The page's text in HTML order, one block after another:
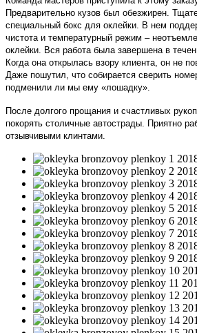
Предварительно кузов был обезжирен.
специальный бокс для оклейки. В нем
чистота и температурный режим –
оклейки. Вся работа была завершена в
Когда она открылась взору клиента, он не
Даже пошутил, что собирается сверить
подменили ли мы ему «лошадку».
После долгого прощания и счастливых
покорять столичные автострады. Приятно
отзывчивыми клинтами.